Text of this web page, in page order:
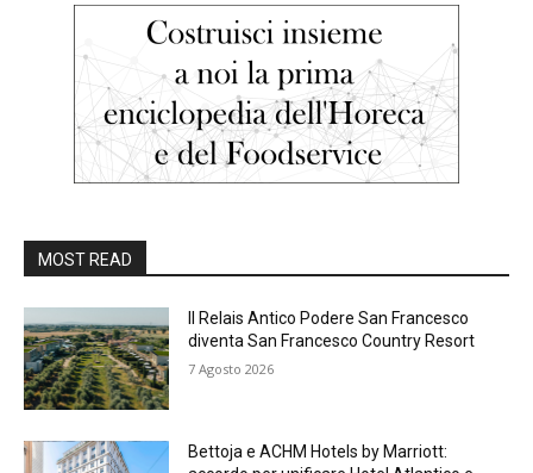
MOST READ
Il Relais Antico Podere San Francesco
diventa San Francesco Country Resort
7 Agosto 2026
Bettoja e ACHM Hotels by Marriott: